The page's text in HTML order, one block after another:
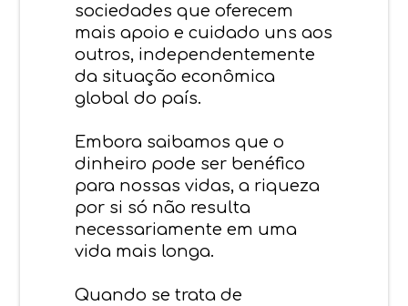
sociedades que oferecem
mais apoio e cuidado uns aos
outros, independentemente
da situação econômica
global do país.
Embora saibamos que o
dinheiro pode ser benéfico
para nossas vidas, a riqueza
por si só não resulta
necessariamente em uma
vida mais longa.
Quando se trata de